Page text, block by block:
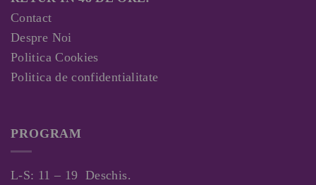
Contact
Despre Noi
Politica Cookies
Politica de confidentialitate
PROGRAM
L-S: 11 – 19 Deschis.